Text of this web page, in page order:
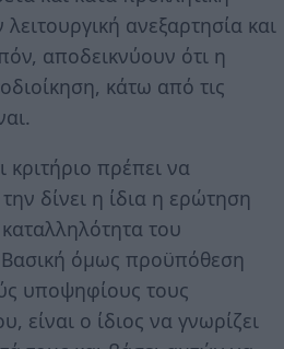
ανεξαρτησία και
αποδεικνύουν ότι η
κάτω από τις
πρέπει να
δίνει η ίδια η ερώτηση
του
όμως προϋπόθεση
υποψηφίους τους
είναι ο ίδιος να γνωρίζει